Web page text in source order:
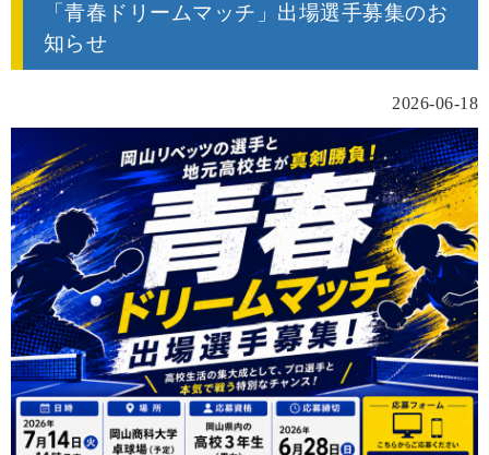
「青春ドリームマッチ」出場選手募集のお
知らせ
2026-06-18